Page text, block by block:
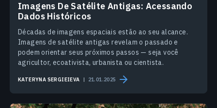
Imagens De Satélite Antigas: Acessando
Dados Históricos
Décadas de imagens espaciais estão ao seu alcance.
Imagens de satélite antigas revelam o passado e
podem orientar seus próximos passos — seja você
agricultor, ecoativista, urbanista ou cientista.
KATERYNA SERGIEIEVA 21.01.2025